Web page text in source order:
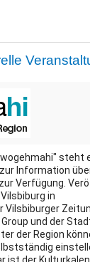
steht
Information
Verfügung.
in
Vilsbiburger
und der
der Region